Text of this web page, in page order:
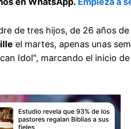
de tres hijos, de 26 años
el martes, apenas unas
Idol", marcando el inicio